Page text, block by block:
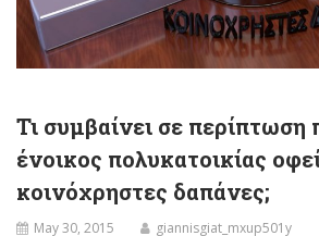
Τι συμβαίνει σε περίπτωση
ένοικος πολυκατοικίας
κοινόχρηστες δαπάνες;
May 30, 2015
giannisgiat_mxup501y